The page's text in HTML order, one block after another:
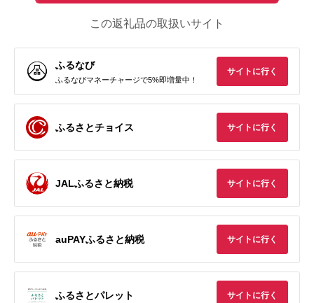
この返礼品の取扱いサイト
ふるなび
ふるなびマネーチャージで5%即増量中！
サイトに行く
ふるさとチョイス サイトに行く
JALふるさと納税 サイトに行く
auPAYふるさと納税 サイトに行く
ふるさとパレット サイトに行く